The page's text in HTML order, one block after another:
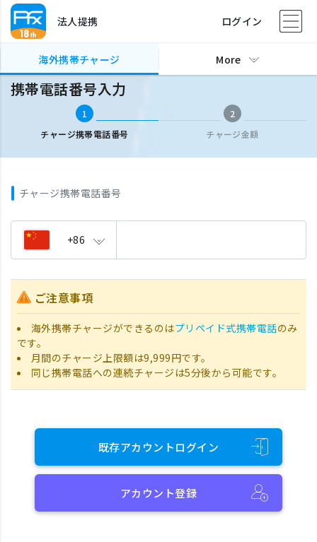
法人提携 ログイン
海外携帯チャージ More
海外携帯チャージ 携帯電話番号入力
携帯電話番号入力
1
チャージ携帯電話番号
2
チャージ金額
チャージ携帯電話番号
+86
ご注意事項
海外携帯チャージができるのはプリペイド式携帯電話のみ
です。
月間のチャージ上限額は9,999円です。
同じ携帯電話への連続チャージは5分後から可能です。
既存アカウントログイン
アカウント登録